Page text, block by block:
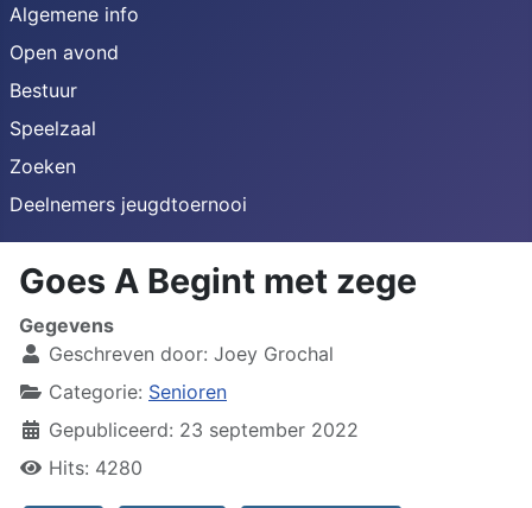
Algemene info
Open avond
Bestuur
Speelzaal
Zoeken
Deelnemers jeugdtoernooi
Goes A Begint met zege
Gegevens
Geschreven door: Joey Grochal
Categorie: Senioren
Gepubliceerd: 23 september 2022
Hits: 4280